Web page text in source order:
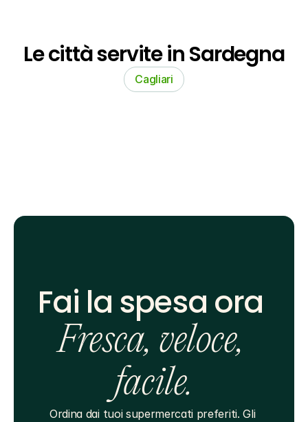
Le città servite in Sardegna
Cagliari
Fai la spesa ora
Fresca, veloce,
facile.
Ordina dai tuoi supermercati preferiti. Gli